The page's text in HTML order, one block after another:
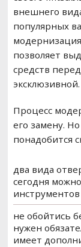
внешнего
популярных
позволяет
средств
эксклюзивной.
Процесс
его замену.
понадобится
два вида
сегодня
инструментов
не обойтись
нужен
имеет